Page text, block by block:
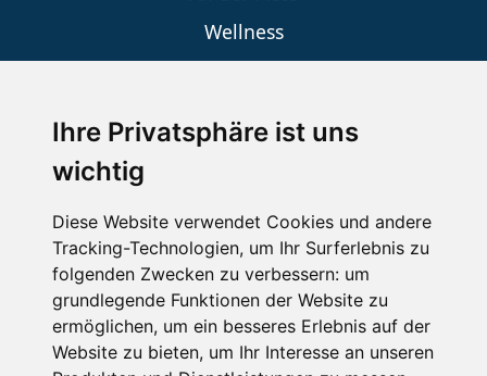
Ihre Privatsphäre ist uns
wichtig
Diese Website verwendet Cookies und andere
Tracking-Technologien, um Ihr Surferlebnis zu
folgenden Zwecken zu verbessern: um
grundlegende Funktionen der Website zu
ermöglichen, um ein besseres Erlebnis auf der
Website zu bieten, um Ihr Interesse an unseren
Wellness
SCHNEEHÖHEN SKI APP
Die Schneehoehen Ski APP für iOS und Android - Ein
Muss für alle Wintersportler und Schneefreaks!